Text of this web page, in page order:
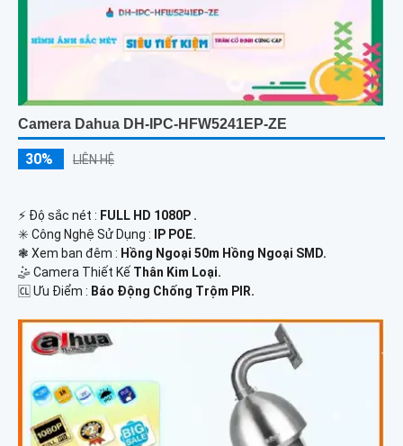
Camera Dahua DH-IPC-HFW5241EP-ZE
30% LIÊN HỆ
️⚡ Độ sắc nét : FULL HD 1080P .
✳️ Công Nghệ Sử Dụng :
IP POE.
❃ Xem ban đêm : Hồng Ngoại 50m Hồng Ngoại SMD.
🤹 Camera Thiết Kế Thân Kim Loại.
️🆑 Ưu Điểm : Báo Động Chống Trộm PIR.